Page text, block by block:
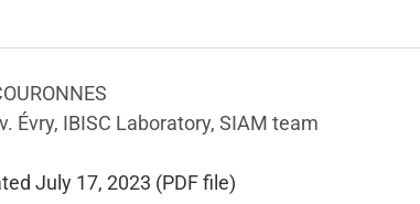
Évry, IBISC Laboratory, SIAM team
July 17, 2023 (PDF file)